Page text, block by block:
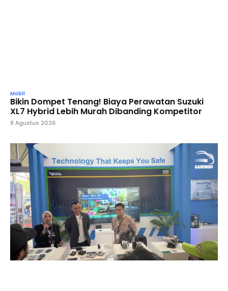
Mobil
Bikin Dompet Tenang! Biaya Perawatan Suzuki
XL7 Hybrid Lebih Murah Dibanding Kompetitor
8 Agustus 2026